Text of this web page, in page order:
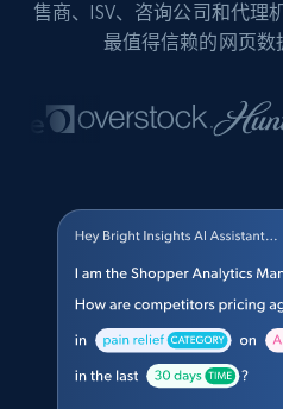
售商、ISV、咨询公司和代理
最值得信赖的网页数